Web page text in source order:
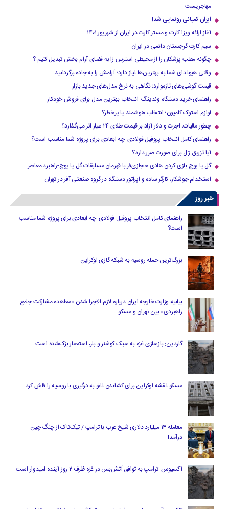
مهاجریست
ایران کمپانی رونمایی شد!
آغاز ارائه ویزا کارت و مستر کارت در ایران از شهریور ۱۴۰۱
سیم کارت گرجستان دائمی در ایران
چگونه مطب پزشکان را از محیطی استرس زا به فضای آرام بخش تبدیل کنیم ؟
وقتی هیوندای شما به بهترین‌ها نیاز دارد؛ آرامش را به جاده برگردانید
قیمت گوشی‌های تازه‌وارد؛ نگاهی به نرخ مدل‌های جدید بازار
راهنمای خرید دستگاه وندینگ: انتخاب بهترین مدل برای فروش خودکار
لوازم استوک کامیون؛ انتخاب هوشمند یا پرخطر؟
چطور مالیات، اجرت و دلار آزاد بر قیمت طلای ۲۴ عیار اثر می‌گذارد؟
راهنمای کامل انتخاب پروفیل فولادی: چه ابعادی برای پروژه شما مناسب است؟
آیا تزریق ژل برای صورت ضرر دارد​؟
گل یا پوچ بازی کردن هادی حجازی‌فر با قهرمان مسابقات گل یا پوچ-راهبرد معاصر
استخدام جوشکار، کارگر ساده و اپراتور دستگاه در گروه صنعتی آفر در تهران
خبر روز
راهنمای کامل انتخاب پروفیل فولادی: چه ابعادی برای پروژه شما مناسب
است؟
بزرگ‌ترین حمله روسیه به شبکه گازی اوکراین
بیانیه وزارت خارجه ایران درباره لازم‌ الاجرا شدن «معاهده مشارکت جامع
راهبردی» بین تهران و مسکو
گاردین: بازسازی غزه به سبک کوشنر و بلر، استعمار بزک‌شده است
مسکو نقشه اوکراین برای کشاندن ناتو به درگیری با روسیه را فاش کرد
معامله ۱۴ میلیارد دلاری شیخ عرب با ترامپ / تیک‌تاک از چنگ چین
درآمد!
آکسیوس: ترامپ به توافق آتش‌بس در غزه ظرف ۲ روز آینده امیدوار است